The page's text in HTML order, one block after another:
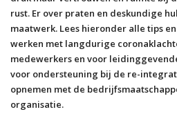
rust. Er over praten en deskundige
maatwerk. Lees hieronder alle tips
werken met langdurige
medewerkers en voor
voor ondersteuning bij de re-
opnemen met de
organisatie.